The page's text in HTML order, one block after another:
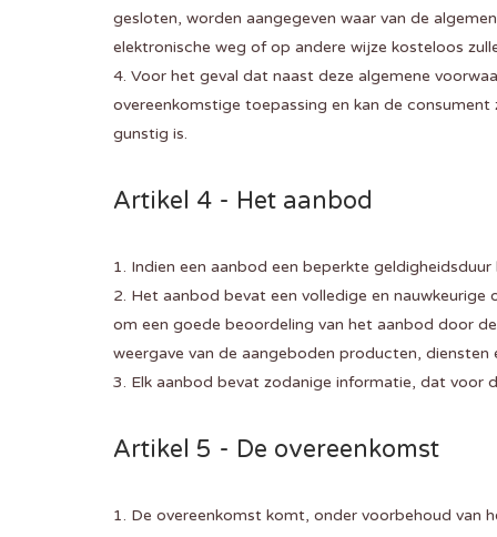
gesloten, worden aangegeven waar van de
elektronische weg of op andere wijze kosteloos
4. Voor het geval dat naast deze algemene
overeenkomstige toepassing en kan de
gunstig is.
Artikel 4 - Het aanbod
1. Indien een aanbod een beperkte
2. Het aanbod bevat een volledige en
om een goede beoordeling van het aanbod door
weergave van de aangeboden producten,
3. Elk aanbod bevat zodanige informatie, dat voor
Artikel 5 - De overeenkomst
1. De overeenkomst komt, onder voorbehoud van